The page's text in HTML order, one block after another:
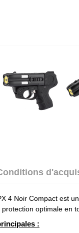
4 Noir Compact est
optimale en
: